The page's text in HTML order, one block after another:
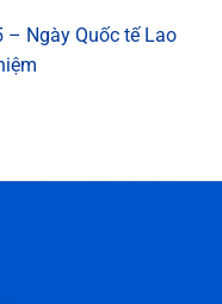
– Ngày Quốc tế Lao